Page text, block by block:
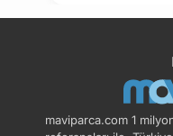
maviparca.com 1